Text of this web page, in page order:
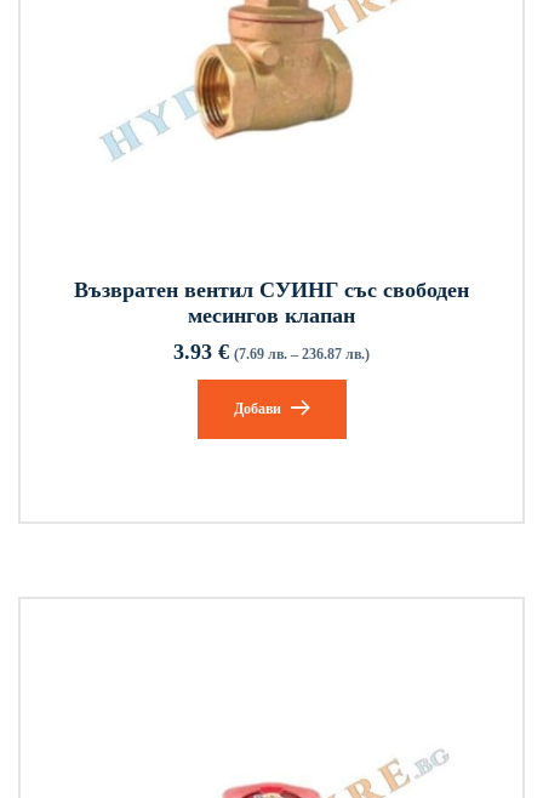
Възвратен вентил СУИНГ със свободен
месингов клапан
3.93 € (7.69 лв. – 236.87 лв.)
Добави